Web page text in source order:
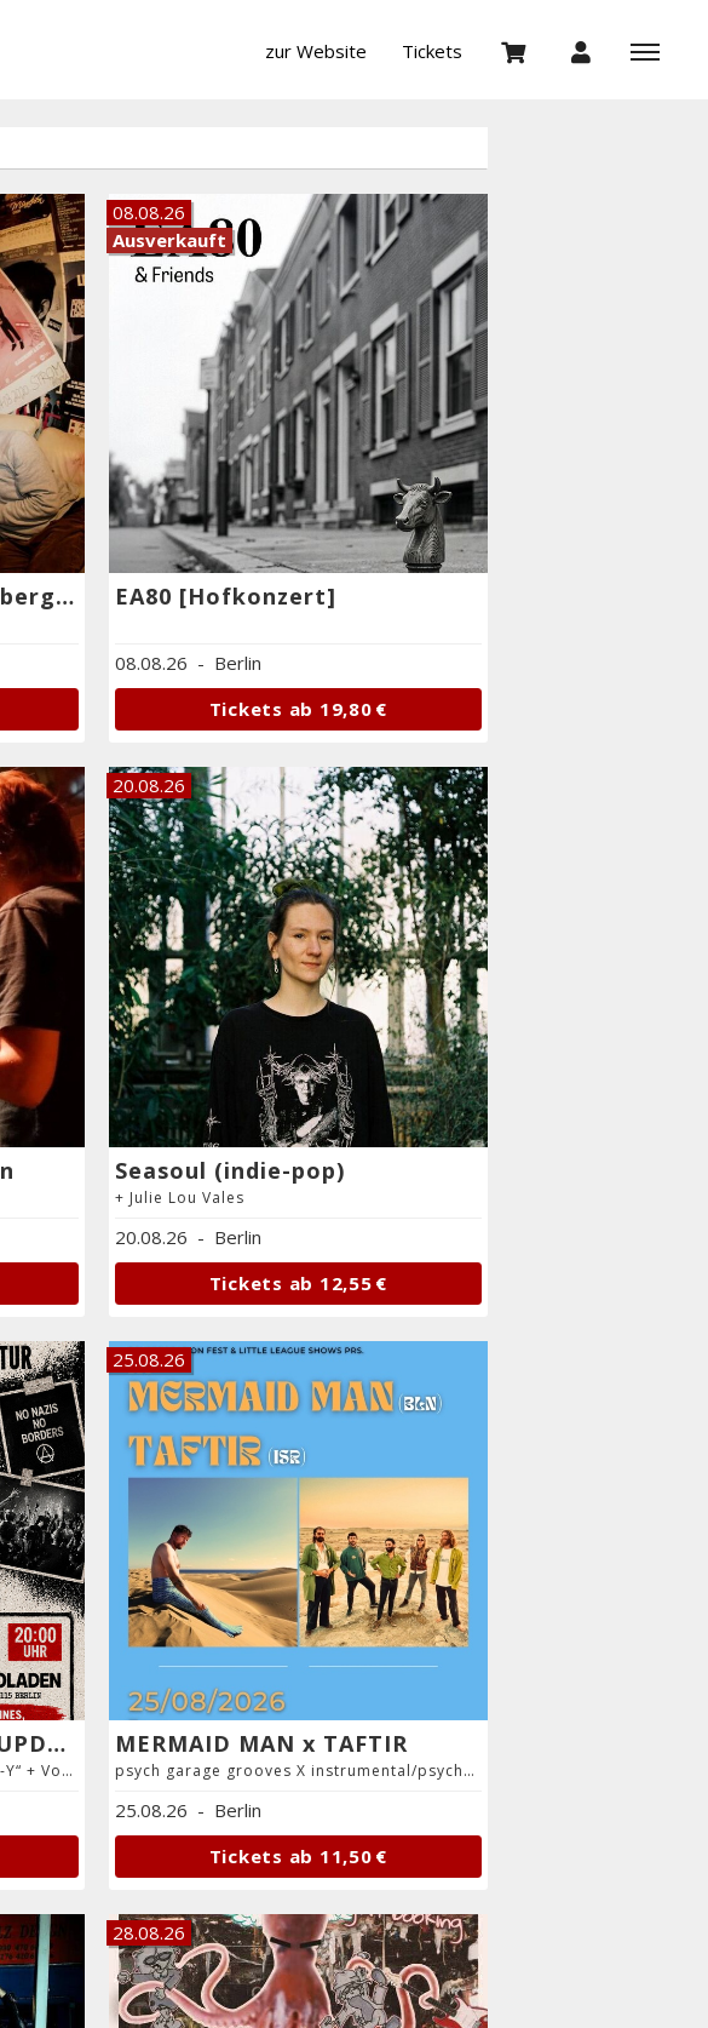
zur Website Tickets
Akne Kid Joe (punk/nürnberg) + The Dead End Kids (glitzerpunk)
08.08.26
Ausverkauft
EA80 [Hofkonzert]
08.08.26 - Berlin
Tickets ab 19,80 €
20.08.26
Seasoul (indie-pop)
+ Julie Lou Vales
20.08.26 - Berlin
Tickets ab 12,55 €
GENERATION Y PUNK – UPDATE EINER SUBKULTUR
„Von Fanzines, Faschos und der Gen-Y“ + Vortrag
25.08.26
MERMAID MAN x TAFTIR
psych garage grooves X instrumental/psychedelic
25.08.26 - Berlin
Tickets ab 11,50 €
28.08.26